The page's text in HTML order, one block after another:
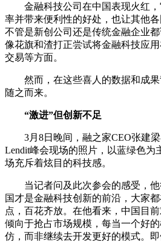
金融科技公司在中国表现火红，
率并带来便利性的好处，也让其他各
不管是新创公司还是传统金融企业都
像花旗和渣打正尝试将金融科技应
交易等方面。
然而，在这些喜人的数据和成果
随之而来。
“激进”但创新不足
3月8日晚间，融之家CEO张建梁
Lendit峰会现场的照片，以蓝绿色为
场充斥着炫目的科技感。
当记者问及此次参会的感受，他
国才是金融科技创新的前沿，大家
点，百花齐放。在他看来，中国目
倾向于抢占市场规模，每当一个好
仿，而非继续去开发更好的模式。